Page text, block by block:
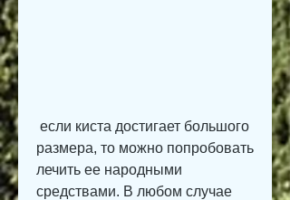
размера, то можно попробовать
лечить ее народными
средствами. В любом случае